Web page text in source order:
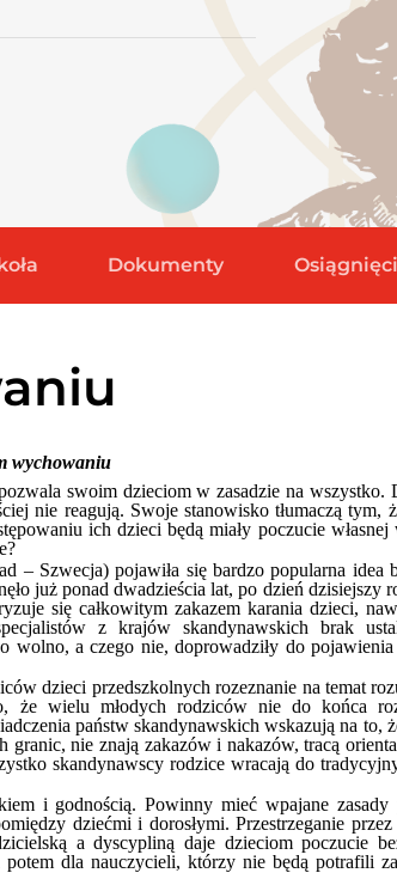
Dokumenty
wychowaniu
swoim dzieciom w zasadzie na wszystko.
nie reagują. Swoje stanowisko tłumaczą tym,
ich dzieci będą miały poczucie własnej
– Szwecja) pojawiła się bardzo popularna idea
już ponad dwadzieścia lat, po dzień dzisiejszy
się całkowitym zakazem karania dzieci,
z krajów skandynawskich brak
wolno, a czego nie, doprowadziły do
dzieci przedszkolnych rozeznanie na temat
że wielu młodych rodziców nie do końca
państw skandynawskich wskazują na to,
nie znają zakazów i nakazów, tracą
skandynawscy rodzice wracają do
i godnością. Powinny mieć wpajane zasady
dziećmi i dorosłymi. Przestrzeganie
a dyscypliną daje dzieciom poczucie
dla nauczycieli, którzy nie będą potrafili